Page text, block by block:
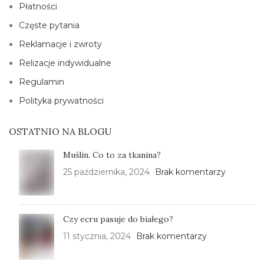
Płatności
Częste pytania
Reklamacje i zwroty
Relizacje indywidualne
Regulamin
Polityka prywatności
OSTATNIO NA BLOGU
Muślin. Co to za tkanina?
25 października, 2024
Brak komentarzy
Czy ecru pasuje do białego?
11 stycznia, 2024
Brak komentarzy